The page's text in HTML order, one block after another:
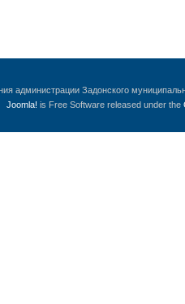
администрации Задонского
Joomla! is Free Software released under the